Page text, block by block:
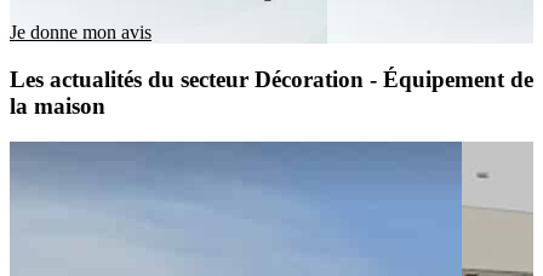
Je donne mon avis
Les actualités du secteur Décoration - Équipement de
la maison